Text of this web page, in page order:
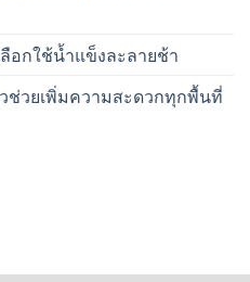
อกใช้น้ำแข็งละลายช้า
ช่วยเพิ่มความสะดวกทุกพื้นที่